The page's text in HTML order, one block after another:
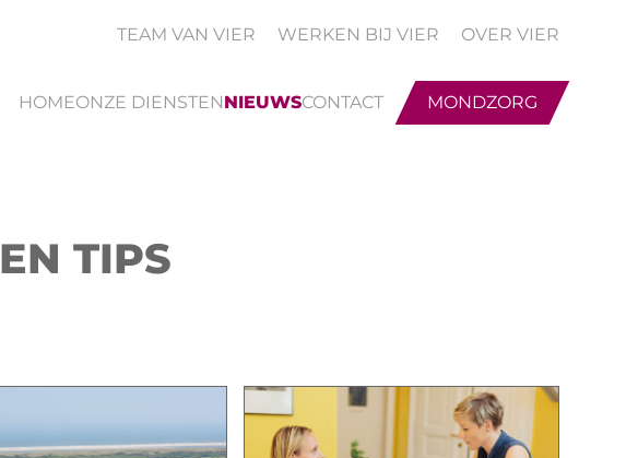
TEAM VAN VIER WERKEN BIJ VIER OVER VIER
HOMEONZE DIENSTENNIEUWSCONTACT MONDZORG
EN TIPS